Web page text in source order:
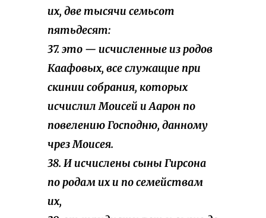
их, две тысячи семьсот
пятьдесят:
37. это — исчисленные из родов
Каафовых, все служащие при
скинии собрания, которых
исчислил Моисей и Аарон по
повелению Господню, данному
чрез Моисея.
38. И исчислены сыны Гирсона
по родам их и по семействам
их,